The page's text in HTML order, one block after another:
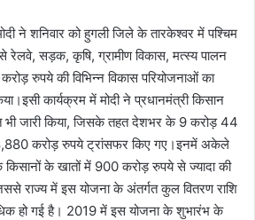
ने शनिवार को हुगली जिले के तारकेश्वर में पश्चिम
रेलवे, सड़क, कृषि, ग्रामीण विकास, मत्स्य पालन
रुपये की विभिन्न विकास परियोजनाओं का
कार्यक्रम में मोदी ने प्रधानमंत्री किसान
भी जारी किया, जिसके तहत देशभर के 9 करोड़ 44
करोड़ रुपये ट्रांसफर किए गए।इनमें अकेले
के खातों में 900 करोड़ रुपये से ज्यादा की
राज्य में इस योजना के अंतर्गत कुल वितरण राशि
हो गई है। 2019 में इस योजना के शुभारंभ के